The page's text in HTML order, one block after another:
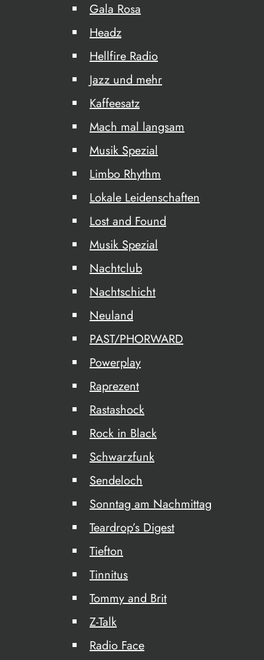
Gala Rosa
Headz
Hellfire Radio
Jazz und mehr
Kaffeesatz
Mach mal langsam
Musik Spezial
Limbo Rhythm
Lokale Leidenschaften
Lost and Found
Musik Spezial
Nachtclub
Nachtschicht
Neuland
PAST/PHORWARD
Powerplay
Raprezent
Rastashock
Rock in Black
Schwarzfunk
Sendeloch
Sonntag am Nachmittag
Teardrop’s Digest
Tiefton
Tinnitus
Tommy and Brit
Z-Talk
Radio Face